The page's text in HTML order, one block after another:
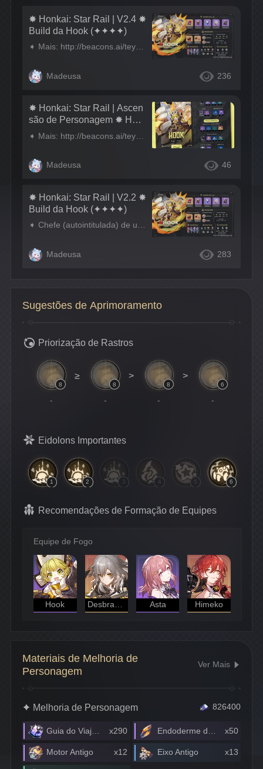
✸ Honkai: Star Rail | V2.4 ✸
Build da Hook (✦✦✦✦)
Madeusa 236
✸ Honkai: Star Rail | Ascen
são de Personagem ✸ Hoo
k (✦✦✦✦)
Madeusa 46
✸ Honkai: Star Rail | V2.2 ✸
Build da Hook (✦✦✦✦)
➧ Chefe (autointitulada) de um grupo aventureiro do Mundo de Baixo, as Toupeiras. Adora a liberdade e vê a vida como uma série de aventuras. Nos siga em nossas redes sociais: https://beacons.ai/teyvatbrasil
Madeusa 283
Sugestões de Aprimoramento
Priorização de Rastros
8
-
≥
8
-
>
8
-
>
6
-
Eidolons Importantes
1 2 3 4 5 6
Recomendações de Formação de Equipes
Equipe de Fogo
Hook Desbravador(a) - A Preservação Asta Himeko
Materiais de Melhoria de
Personagem
Ver Mais
Melhoria de Personagem 826400
x290 x50
Motor Antigo x12 Eixo Antigo x13